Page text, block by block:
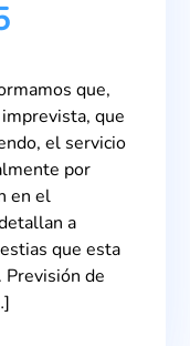
que,
que
el servicio
por
en el
a
que esta
Previsión de